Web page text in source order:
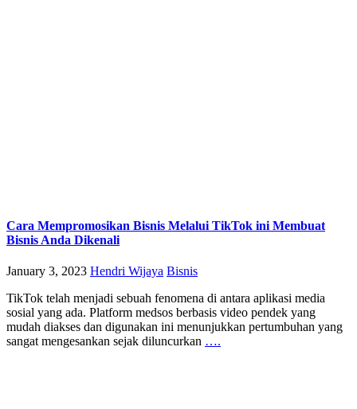
Cara Mempromosikan Bisnis Melalui TikTok ini Membuat
Bisnis Anda Dikenali
January 3, 2023 Hendri Wijaya Bisnis
TikTok telah menjadi sebuah fenomena di antara aplikasi media
sosial yang ada. Platform medsos berbasis video pendek yang
mudah diakses dan digunakan ini menunjukkan pertumbuhan yang
sangat mengesankan sejak diluncurkan ….